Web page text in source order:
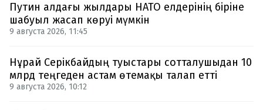
Путин алдағы жылдары НАТО елдерінің біріне
шабуыл жасап көруі мүмкін
9 августа 2026, 11:45
Нұрай Серікбайдың туыстары сотталушыдан 10
млрд теңгеден астам өтемақы талап етті
9 августа 2026, 10:12